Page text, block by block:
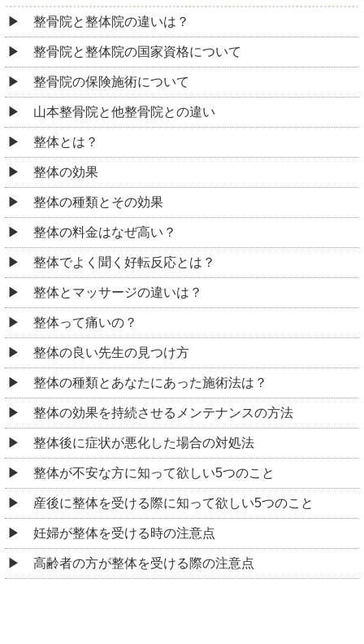
整骨院と整体院の違いは？
整骨院と整体院の国家資格について
整骨院の保険施術について
山本整骨院と他整骨院との違い
整体とは？
整体の効果
整体の種類とその効果
整体の料金はなぜ高い？
整体でよく聞く好転反応とは？
整体とマッサージの違いは？
整体って痛いの？
整体の良い先生の見つけ方
整体の種類とあなたにあった施術法は？
整体の効果を持続させるメンテナンスの方法
整体後に症状が悪化した場合の対処法
整体が不安な方に知って欲しい5つのこと
産後に整体を受ける際に知って欲しい5つのこと
妊婦が整体を受ける時の注意点
高齢者の方が整体を受ける際の注意点